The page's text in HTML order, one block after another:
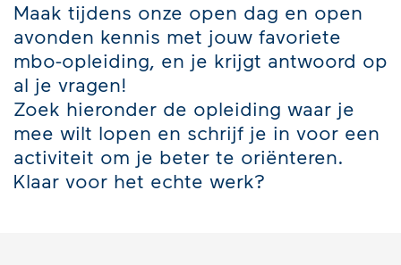
Maak tijdens onze open dag en open
avonden kennis met jouw favoriete
mbo-opleiding, en je krijgt antwoord op
al je vragen!
Zoek hieronder de opleiding waar je
mee wilt lopen en schrijf je in voor een
activiteit om je beter te oriënteren.
Klaar voor het echte werk?